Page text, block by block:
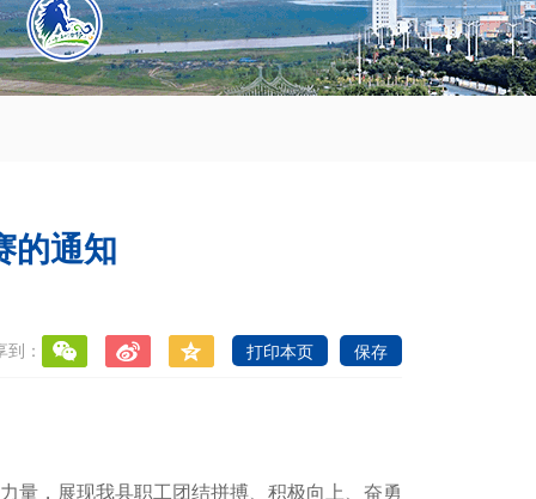
的通知
到： 打印本页 保存
量，展现我县职工团结拼搏、积极向上、奋勇